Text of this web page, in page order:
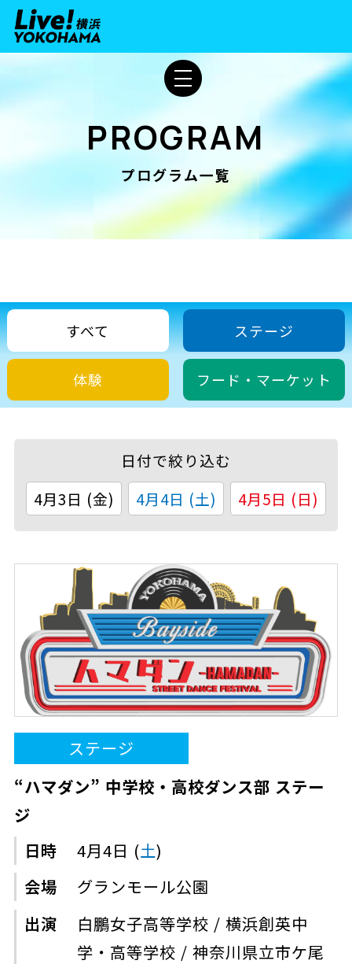
PROGRAM
プログラム一覧
すべて ステージ
体験 フード・マーケット
日付で絞り込む
4月3日 (金)
4月4日 (土) 4月5日 (日)
ステージ
“ハマダン” 中学校・高校ダンス部 ステー
ジ
日時 4月4日 (土)
会場
グランモール公園
出演
白鵬女子高等学校 / 横浜創英中
学・高等学校 / 神奈川県立市ケ尾